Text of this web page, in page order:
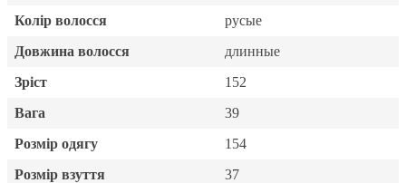
Колір волосся
русые
Довжина волосся
длинные
Зріст
152
Вага
39
Розмір одягу
154
Розмір взуття
37